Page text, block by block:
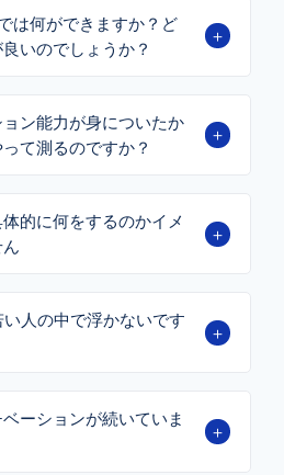
”として身につける
は何ができますか？ど
いのでしょうか？
ン能力が身についたか
て測るのですか？
的に何をするのかイメ
人の中で浮かないです
ーションが続いていま